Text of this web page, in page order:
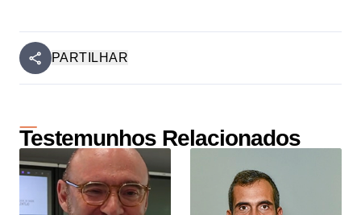
PARTILHAR
Testemunhos Relacionados